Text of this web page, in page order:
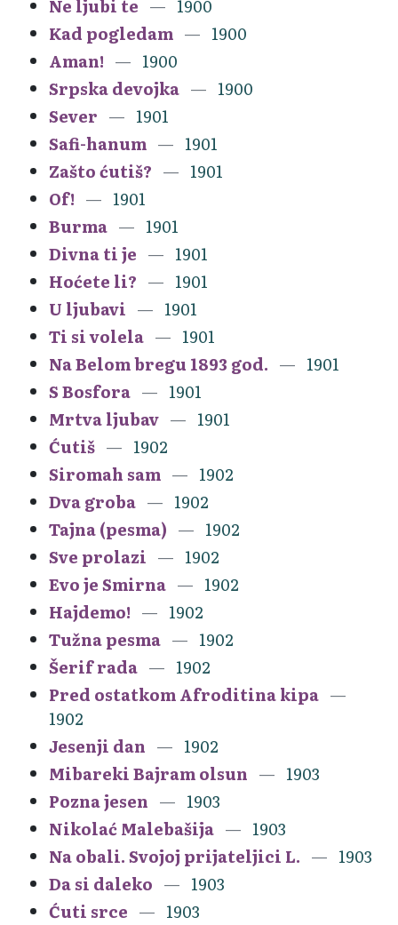
Ne ljubi te
1900
Kad pogledam
1900
Aman!
1900
Srpska devojka
1900
Sever
1901
Safi-hanum
1901
Zašto ćutiš?
1901
Of!
1901
Burma
1901
Divna ti je
1901
Hoćete li?
1901
U ljubavi
1901
Ti si volela
1901
Na Belom bregu 1893 god.
1901
S Bosfora
1901
Mrtva ljubav
1901
Ćutiš
1902
Siromah sam
1902
Dva groba
1902
Tajna (pesma)
1902
Sve prolazi
1902
Evo je Smirna
1902
Hajdemo!
1902
Tužna pesma
1902
Šerif rada
1902
Pred ostatkom Afroditina kipa
1902
Jesenji dan
1902
Mibareki Bajram olsun
1903
Pozna jesen
1903
Nikolać Malebašija
1903
Na obali. Svojoj prijateljici L.
1903
Da si daleko
1903
Ćuti srce
1903